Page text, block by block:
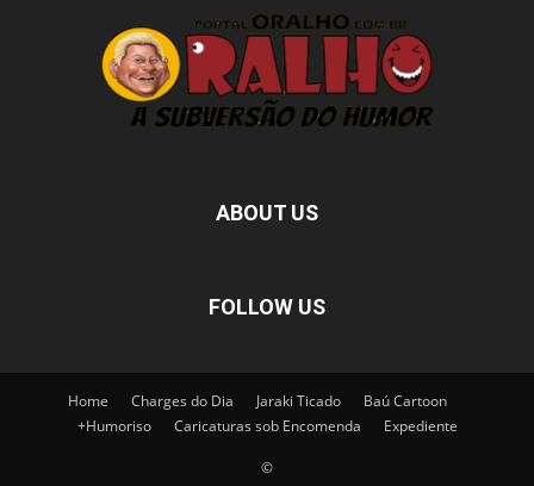
ABOUT US
FOLLOW US
Home Charges do Dia Jaraki Ticado
Baú Cartoon
+Humoriso
Caricaturas sob Encomenda Expediente
©